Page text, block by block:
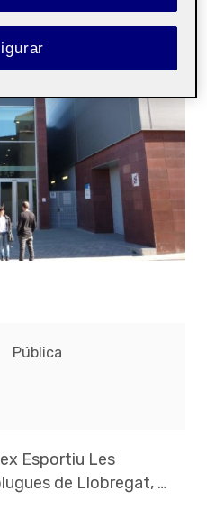
Pública
Esportiu Les
de Llobregat, …